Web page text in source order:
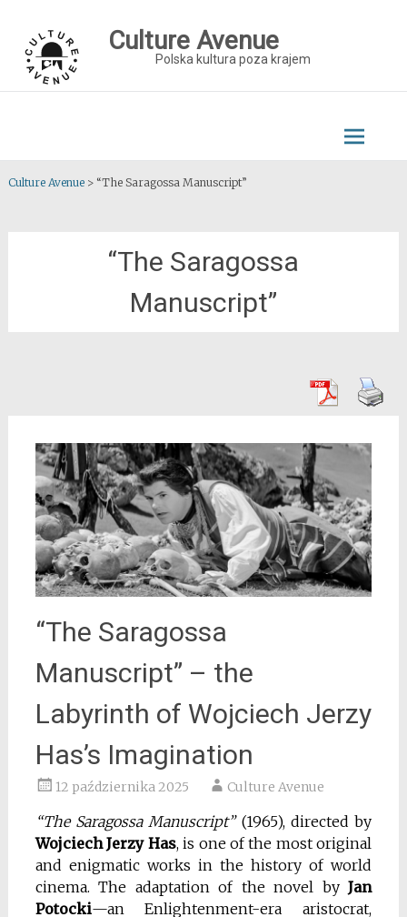
content
Culture Avenue
Polska kultura poza krajem
Culture Avenue> “The Saragossa Manuscript”
“The Saragossa
Manuscript”
“The Saragossa
Manuscript” – the
Labyrinth of Wojciech Jerzy
Has’s Imagination
12 października 2025 Culture Avenue
“The Saragossa Manuscript”(1965), directed by
Wojciech Jerzy Has, is one of the most original
and enigmatic works in the history of world
cinema. The adaptation of the novel byJan
Potocki—an Enlightenment-era aristocrat,